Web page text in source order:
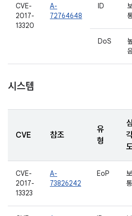
CVE-
2017-
13320
A-
72764648
ID
DoS
시스템
CVE 참조
유
형
심
CVE-
2017-
13323
A-
73826242
EoP
보
통